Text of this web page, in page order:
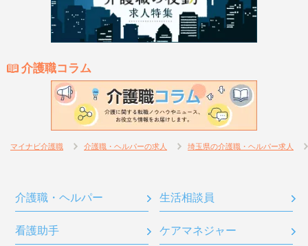
介護職コラム
マイナビ介護職 介護職・ヘルパーの求人 埼玉県の介護職・ヘルパー求人
介護職・ヘルパー 生活相談員
看護助手 ケアマネジャー